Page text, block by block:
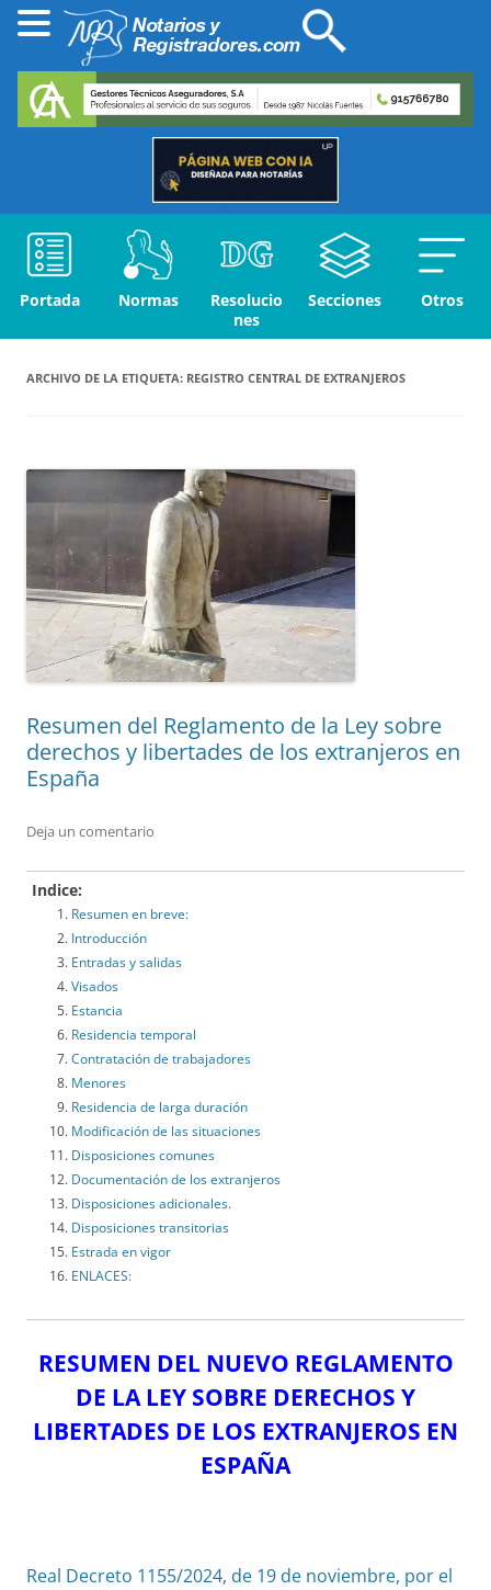
Portada Normas
Resolucio
nes
Secciones Otros
ARCHIVO DE LA ETIQUETA: REGISTRO CENTRAL DE EXTRANJEROS
Resumen del Reglamento de la Ley sobre
derechos y libertades de los extranjeros en
España
Deja un comentario
Indice:
Resumen en breve:
Introducción
Entradas y salidas
Visados
Estancia
Residencia temporal
Contratación de trabajadores
Menores
Residencia de larga duración
Modificación de las situaciones
Disposiciones comunes
Documentación de los extranjeros
Disposiciones adicionales.
Disposiciones transitorias
Estrada en vigor
ENLACES:
RESUMEN DEL NUEVO REGLAMENTO
DE LA LEY SOBRE DERECHOS Y
LIBERTADES DE LOS EXTRANJEROS EN
ESPAÑA
Real Decreto 1155/2024, de 19 de noviembre, por el